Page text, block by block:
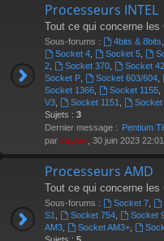
Processeurs INTEL
Tout ce qui concerne
Sous-forums : 4bits & 8bits
Socket 4, Socket 5,
2
Socket 370, Socket
Socket P
Socket 603/604,
Socket 1366
Socket 1155,
V3
Socket 1151 Socket
Sujets : 3
Dernier message : Pentium
par keyser , 30 juin 2023 22:01
Processeurs AMD
Tout ce qui concerne
Sous-forums : Socket 7,
S1
Socket 754, Socket
AM3
Socket AM3+,